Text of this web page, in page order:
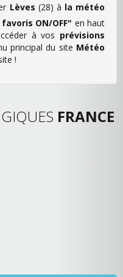
Lèves (28) à la météo
ON/OFF" en haut
à vos prévisions
principal du site Météo
!
FRANCE